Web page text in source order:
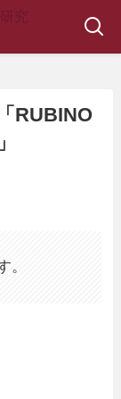
RUBINO
。